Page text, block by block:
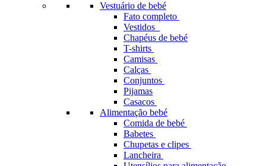
Vestuário de bebé
Fato completo
Vestidos
Chapéus de bebé
T-shirts
Camisas
Calças
Conjuntos
Pijamas
Casacos
Alimentação bebé
Comida de bebé
Babetes
Chupetas e clipes
Lancheira